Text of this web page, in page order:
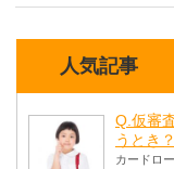
人気記事
Q.仮審
うとき？
カードロ